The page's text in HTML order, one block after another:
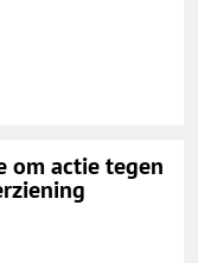
om actie tegen